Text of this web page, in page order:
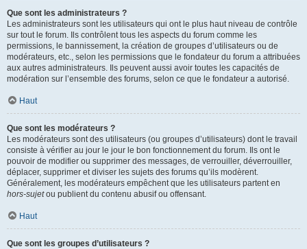
Que sont les administrateurs ?
Les administrateurs sont les utilisateurs qui ont le plus haut niveau de contrôle
sur tout le forum. Ils contrôlent tous les aspects du forum comme les
permissions, le bannissement, la création de groupes d’utilisateurs ou de
modérateurs, etc., selon les permissions que le fondateur du forum a attribuées
aux autres administrateurs. Ils peuvent aussi avoir toutes les capacités de
modération sur l’ensemble des forums, selon ce que le fondateur a autorisé.
Haut
Que sont les modérateurs ?
Les modérateurs sont des utilisateurs (ou groupes d’utilisateurs) dont le travail
consiste à vérifier au jour le jour le bon fonctionnement du forum. Ils ont le
pouvoir de modifier ou supprimer des messages, de verrouiller, déverrouiller,
déplacer, supprimer et diviser les sujets des forums qu’ils modèrent.
Généralement, les modérateurs empêchent que les utilisateurs partent en
hors-sujetou publient du contenu abusif ou offensant.
Haut
Que sont les groupes d’utilisateurs ?